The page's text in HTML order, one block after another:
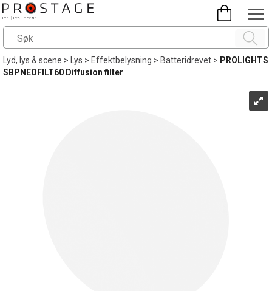
Lyd, lys & scene> Lys>Effektbelysning>Batteridrevet> PROLIGHTS
SBPNEOFILT60 Diffusion filter